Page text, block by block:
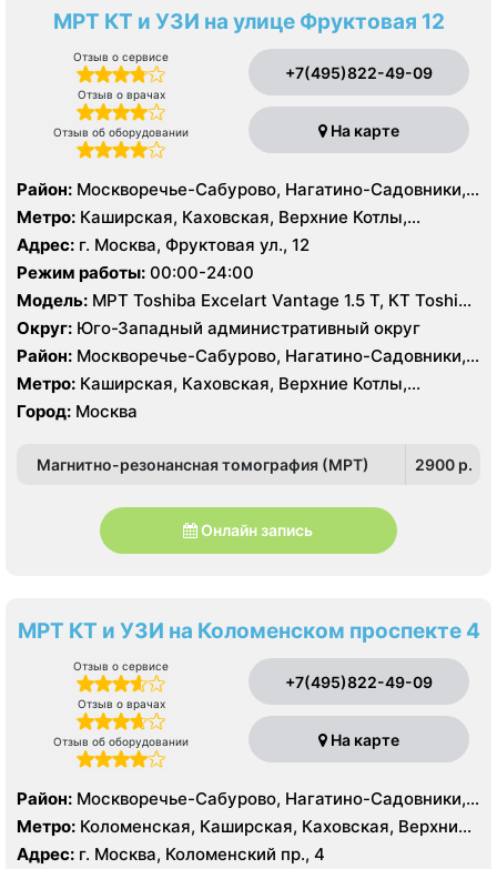
МРТ КТ и УЗИ на улице Фруктовая 12
Отзыв о сервисе
Отзыв о врачах
Отзыв об оборудовании
+7(495)822-49-09
На карте
Район: Москворечье-Сабурово, Нагатино-Садовники,
Нагатинский Затон, Нагорный , Царицыно, Северное
Чертаново, Центральное Чертаново, Южное Чертаново
, Зюзино, Черёмушки
Метро: Каширская, Каховская, Верхние Котлы,
Варшавская, Академическая, Крымская, Нагатинская,
Нагорная, Нахимовский проспект, Профсоюзная,
Севастопольская, Чертановская
Адрес: г. Москва, Фруктовая ул., 12
Режим работы: 00:00-24:00
Модель: МРТ Toshiba Excelart Vantage 1.5 Т, КТ Toshiba
Aquilion 32 среза, УЗИ Toshiba Aplio 500, Medison
Sonoace X8
Округ: Юго-Западный административный округ
Район: Москворечье-Сабурово, Нагатино-Садовники,
Нагатинский Затон, Нагорный , Царицыно, Северное
Чертаново, Центральное Чертаново, Южное Чертаново
, Зюзино, Черёмушки
Метро: Каширская, Каховская, Верхние Котлы,
Варшавская, Академическая, Крымская, Нагатинская,
Нагорная, Нахимовский проспект, Профсоюзная,
Город: Москва
Магнитно-резонансная томография (МРТ) 2900 p.
Онлайн запись
МРТ КТ и УЗИ на Коломенском проспекте 4
Отзыв о сервисе
Отзыв о врачах
Отзыв об оборудовании
+7(495)822-49-09
На карте
Район: Москворечье-Сабурово, Нагатино-Садовники,
Нагатинский Затон, Нагорный , Зюзино, Котловка
Метро: Коломенская, Каширская, Каховская, Верхние
Котлы, Варшавская, Нагатинская, Нагорная,
Адрес: г. Москва, Коломенский пр., 4